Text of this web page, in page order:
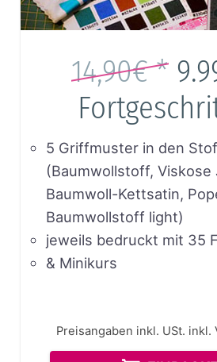
14,90€ *
5 Griffmuster in den
(Baumwollstoff, Viskose
Baumwoll-Kettsatin,
Baumwollstoff light)
jeweils bedruckt mit 35
& Minikurs
Preisangaben inkl. USt. inkl.